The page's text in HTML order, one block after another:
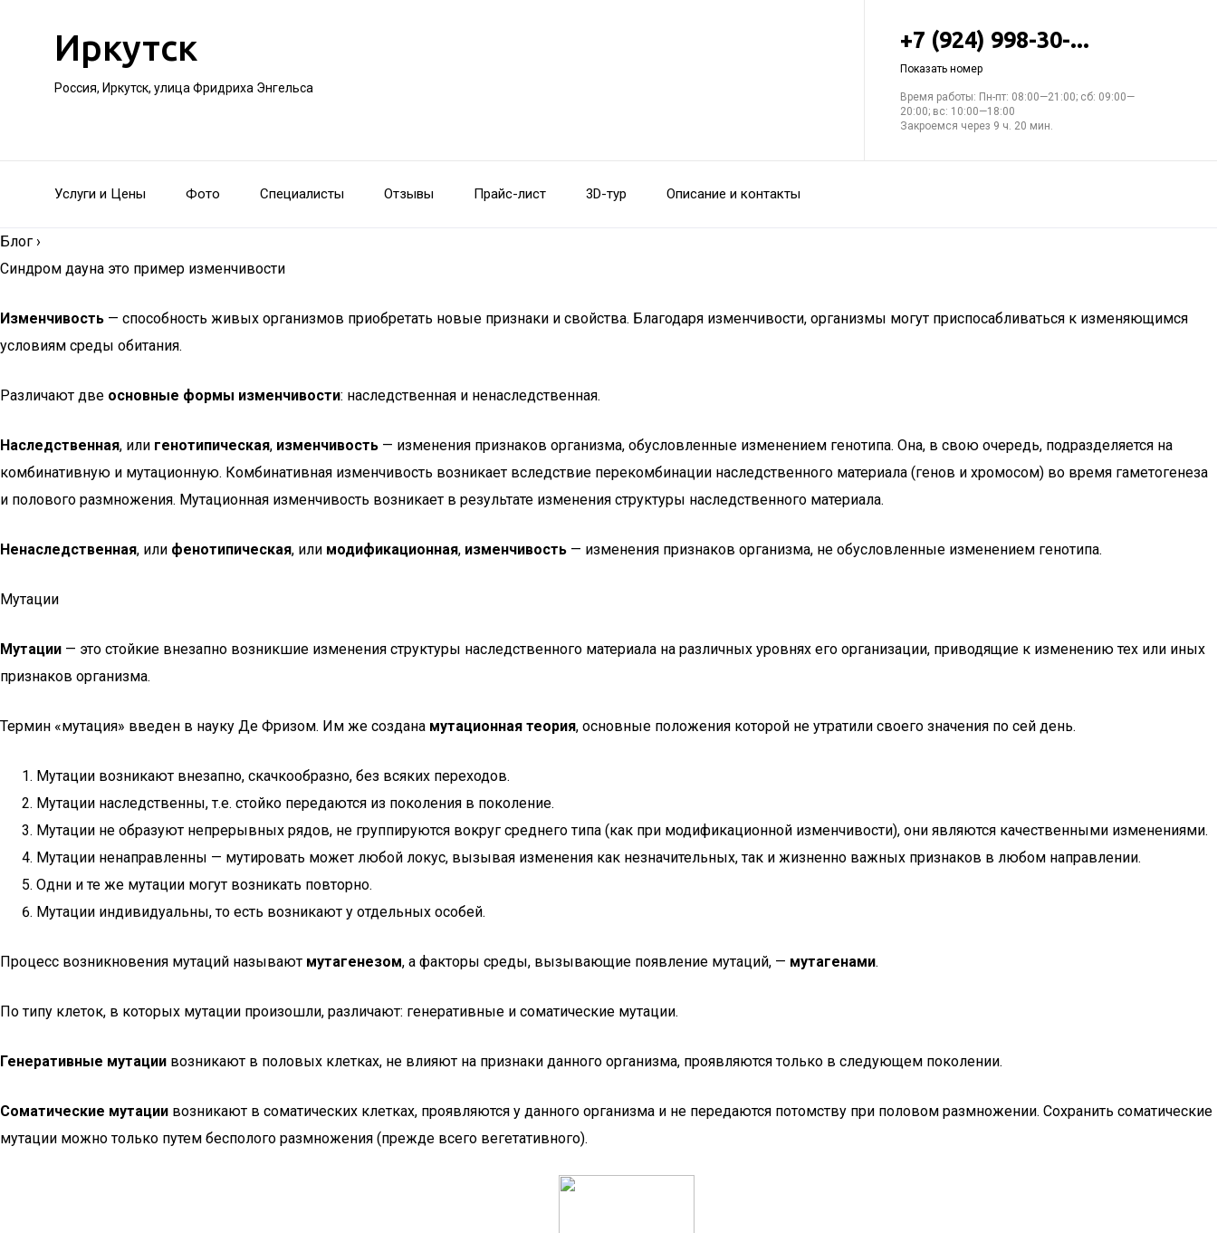
Иркутск
Россия, Иркутск, улица Фридриха Энгельса
+7 (924) 998-30-...
Показать номер
Время работы: Пн-пт: 08:00—21:00; сб: 09:00—
20:00; вс: 10:00—18:00
Закроемся через 9 ч. 20 мин.
Услуги и Цены Фото Специалисты Отзывы Прайс-лист 3D-тур Описание и контакты
Блог ›
Синдром дауна это пример изменчивости
Изменчивость — способность живых организмов приобретать новые признаки и свойства. Благодаря изменчивости, организмы могут приспосабливаться к изменяющимся
условиям среды обитания.
Различают две основные формы изменчивости: наследственная и ненаследственная.
Наследственная, или генотипическая, изменчивость — изменения признаков организма, обусловленные изменением генотипа. Она, в свою очередь, подразделяется на
комбинативную и мутационную. Комбинативная изменчивость возникает вследствие перекомбинации наследственного материала (генов и хромосом) во время гаметогенеза
и полового размножения. Мутационная изменчивость возникает в результате изменения структуры наследственного материала.
Ненаследственная, или фенотипическая, или модификационная, изменчивость — изменения признаков организма, не обусловленные изменением генотипа.
Мутации
Мутации — это стойкие внезапно возникшие изменения структуры наследственного материала на различных уровнях его организации, приводящие к изменению тех или иных
признаков организма.
Термин «мутация» введен в науку Де Фризом. Им же создана мутационная теория, основные положения которой не утратили своего значения по сей день.
Мутации возникают внезапно, скачкообразно, без всяких переходов.
Мутации наследственны, т.е. стойко передаются из поколения в поколение.
Мутации не образуют непрерывных рядов, не группируются вокруг среднего типа (как при модификационной изменчивости), они являются качественными изменениями.
Мутации ненаправленны — мутировать может любой локус, вызывая изменения как незначительных, так и жизненно важных признаков в любом направлении.
Одни и те же мутации могут возникать повторно.
Мутации индивидуальны, то есть возникают у отдельных особей.
Процесс возникновения мутаций называют мутагенезом, а факторы среды, вызывающие появление мутаций, — мутагенами.
По типу клеток, в которых мутации произошли, различают: генеративные и соматические мутации.
Генеративные мутации возникают в половых клетках, не влияют на признаки данного организма, проявляются только в следующем поколении.
Соматические мутации возникают в соматических клетках, проявляются у данного организма и не передаются потомству при половом размножении. Сохранить соматические
мутации можно только путем бесполого размножения (прежде всего вегетативного).